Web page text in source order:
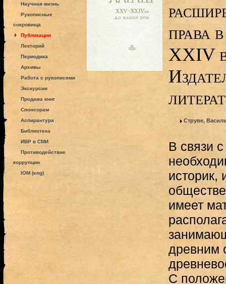
Научная жизнь
Рукописные
сокровища
Публикации
Лекторий
Периодика
Архивы
Работа с рукописями
Экскурсии
Продажа книг
Спонсорам
Аспирантура
Библиотека
ИВР в СМИ
Противодействие
коррупции
IOM (eng)
права
XXIV
Струве,
В связи
историк,
имеет
древним
С